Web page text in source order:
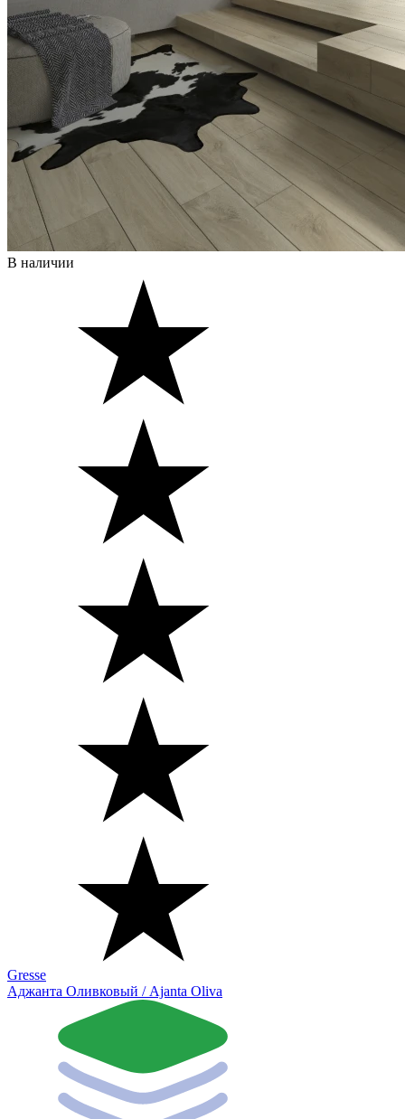
В наличии
Gresse
Аджанта Оливковый / Ajanta Oliva